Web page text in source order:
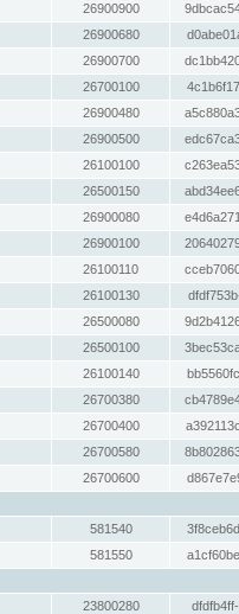
26900900
26900680
26900700
26700100
26900480
26900500
26100100
26500150
26900080
26900100
26100110
26100130
26500080
26500100
26100140
26700380
26700400
26700580
26700600
581540
581550
23800280